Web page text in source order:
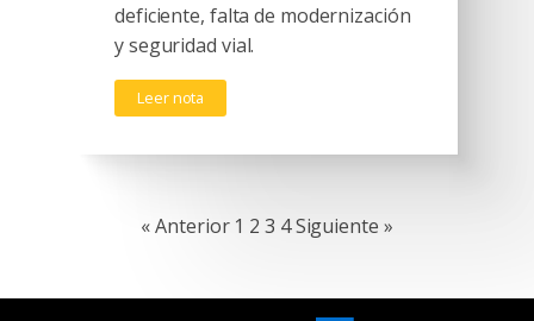
deficiente, falta de modernización
y seguridad vial.
Leer nota
« Anterior 1 2 3 4Siguiente »